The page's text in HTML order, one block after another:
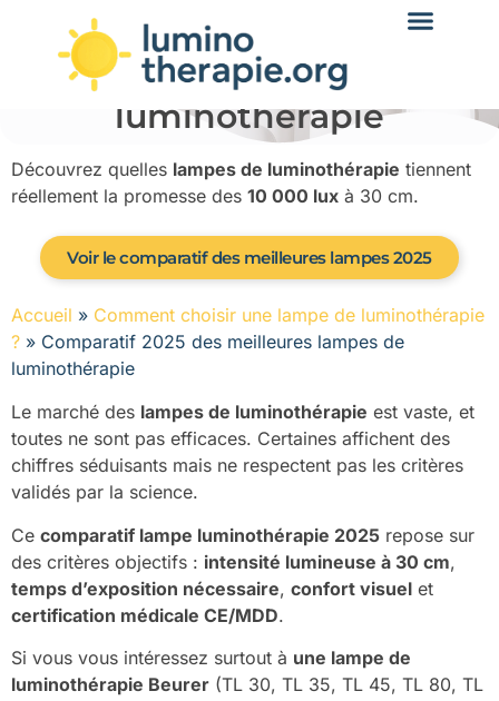
Comparatif 2025 des
meilleures lampes de
luminothérapie
Découvrez quelles lampes de luminothérapie tiennent
réellement la promesse des 10 000 lux à 30 cm.
Voir le comparatif des meilleures lampes 2025
Accueil » Comment choisir une lampe de luminothérapie
? » Comparatif 2025 des meilleures lampes de
luminothérapie
Le marché des lampes de luminothérapie est vaste, et
toutes ne sont pas efficaces. Certaines affichent des
chiffres séduisants mais ne respectent pas les critères
validés par la science.
Ce comparatif lampe luminothérapie 2025 repose sur
des critères objectifs : intensité lumineuse à 30 cm,
temps d’exposition nécessaire, confort visuel et
certification médicale CE/MDD.
Si vous vous intéressez surtout à une lampe de
luminothérapie Beurer (TL 30, TL 35, TL 45, TL 80, TL